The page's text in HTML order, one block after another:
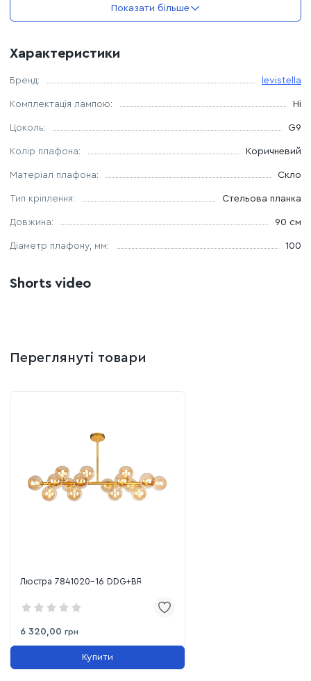
Довжина люстри – 900 мм
Комплектація лампочками: ні
Показати більше
Характеристики
Бренд: levistella
Комплектація лампою: Ні
Цоколь: G9
Колір плафона: Коричневий
Матеріал плафона: Скло
Тип кріплення: Стельова планка
Довжина: 90 см
Дiаметр плафону, мм: 100
Shorts video
Переглянуті товари
Люстра 7841020-16 DDG+BR
6 320,00 грн
Купити